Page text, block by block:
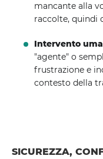
mancante alla
raccolte, quindi
Intervento
"agente" o
frustrazione e
contesto della
SICUREZZA,